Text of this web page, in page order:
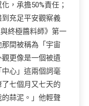
，承擔50%責任；
充足平安觀察義
與終極醬料師》第一
間被稱為「宇宙
更像是一個被遺
心」這兩個詞毫
七個月又七天的
蒜泥。」他輕聲